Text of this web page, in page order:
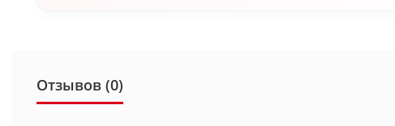
Отзывов (0)